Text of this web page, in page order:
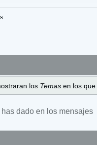
los Temas en los que
dado en los mensajes